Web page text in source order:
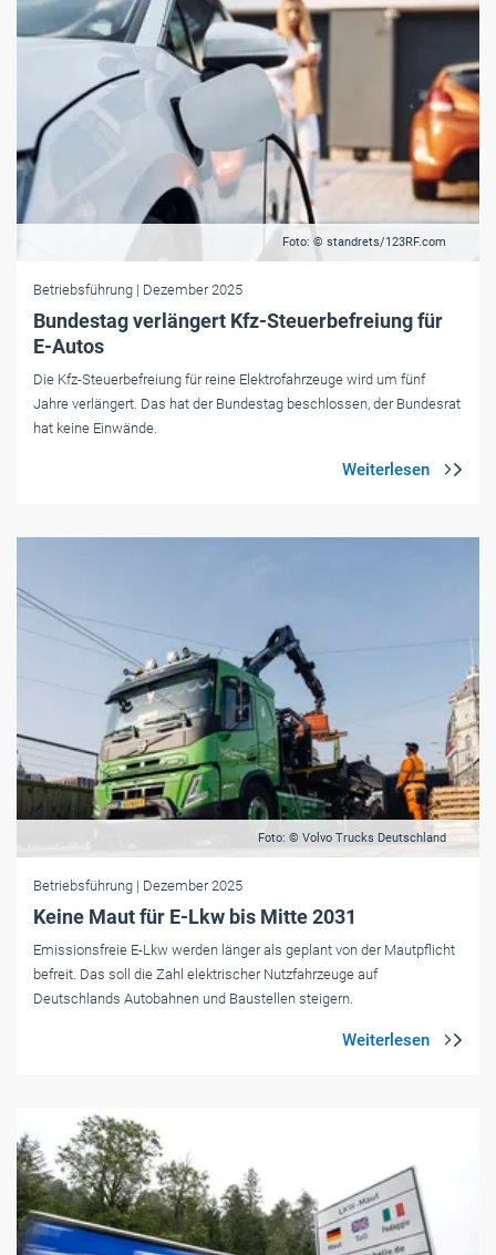
Foto: © standrets/123RF.com
Betriebsführung | Dezember 2025
Bundestag verlängert Kfz-Steuerbefreiung für
E-Autos
Die Kfz-Steuerbefreiung für reine Elektrofahrzeuge wird um fünf
Jahre verlängert. Das hat der Bundestag beschlossen, der Bundesrat
hat keine Einwände.
Foto: © Volvo Trucks Deutschland
Betriebsführung | Dezember 2025
Keine Maut für E-Lkw bis Mitte 2031
Emissionsfreie E-Lkw werden länger als geplant von der Mautpflicht
befreit. Das soll die Zahl elektrischer Nutzfahrzeuge auf
Deutschlands Autobahnen und Baustellen steigern.